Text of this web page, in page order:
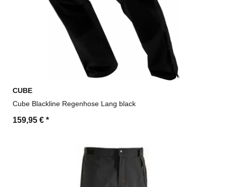
CUBE
Cube Blackline Regenhose Lang black
159,95 € *